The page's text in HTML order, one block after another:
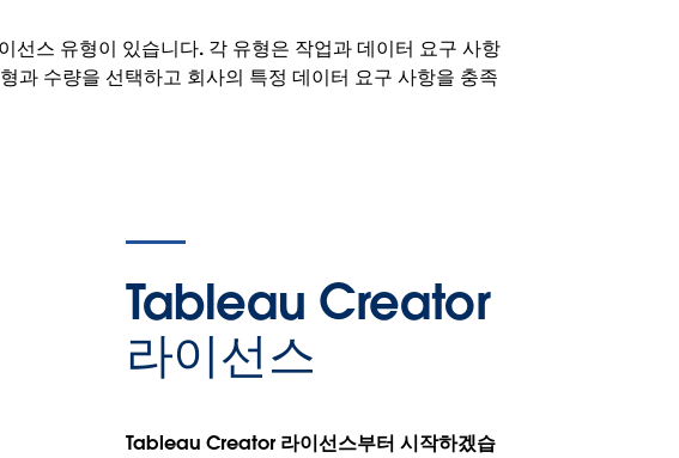
스 유형이 있습니다. 각 유형은 작업과 데이터 요구 사항
과 수량을 선택하고 회사의 특정 데이터 요구 사항을 충족
Tableau Creator
라이선스
Tableau Creator 라이선스부터 시작하겠습